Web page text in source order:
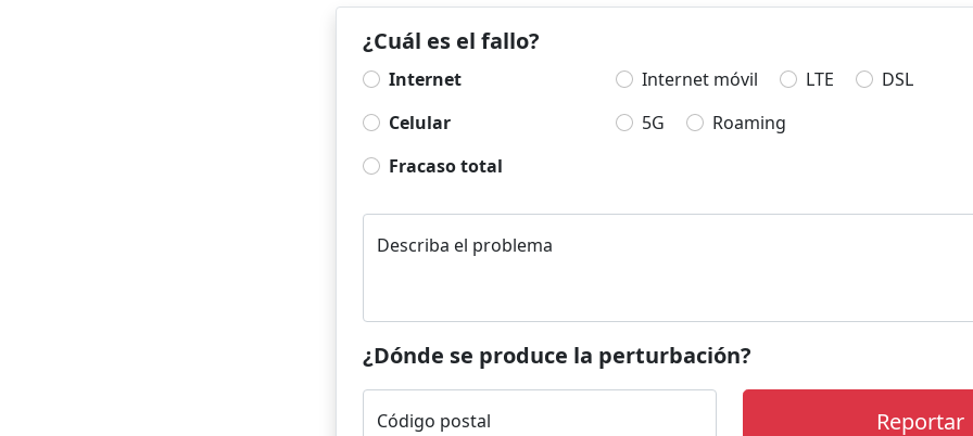
¿Cuál es el fallo?
Internet Internet móvil LTE
DSL
Celular
5G
Roaming
Fracaso total
Describa el problema
¿Dónde se produce la perturbación?
Código postal Reportar